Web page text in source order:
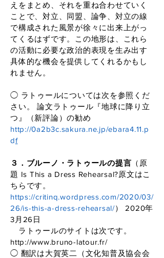
えをまとめ、それを重ね合わせていく
ことで、対立、同盟、論争、対立の線
で構成された風景が徐々に出来上がっ
てくるはずです。この地形は、これら
の活動に必要な政治的表現を生み出す
具体的な機会を提供してくれるかもし
れません。
◯ ラトゥールについては次を参照くだ
さい。 論文ラトゥール『地球に降り立
つ』（新評論）の勧め
http://0a2b3c.sakura.ne.jp/ebara4.11.p
df
３．ブルーノ・ラトゥールの提言 （原
題 Is This a Dress Rehearsal?原文はこ
ちらです。
https://critinq.wordpress.com/2020/03/
26/is-this-a-dress-rehearsal/） 2020年
3月26日
ラトゥールのサイトは次です。
http://www.bruno-latour.fr/
◯ 翻訳は大賀英二（文化知普及協会会